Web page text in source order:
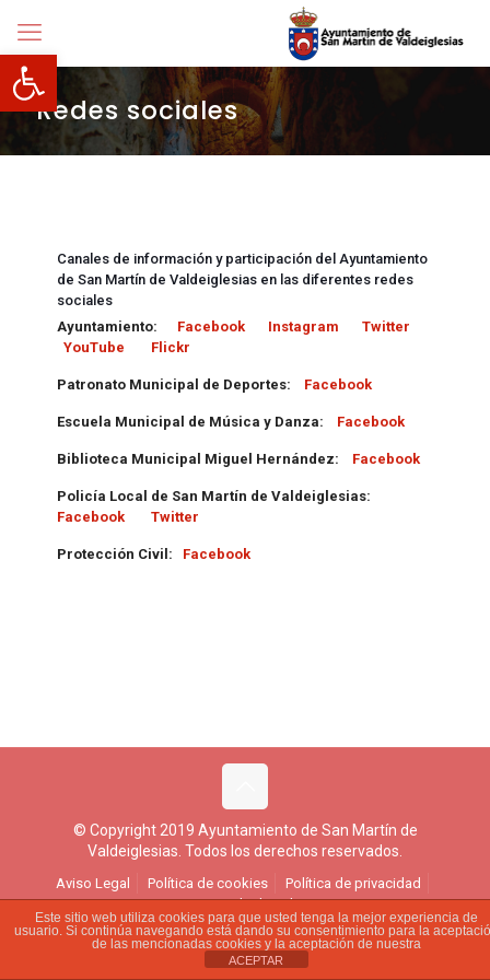
Abrir barra de herramientas
Redes sociales
Canales de información y participación del Ayuntamiento
de San Martín de Valdeiglesias en las diferentes redes
sociales
Ayuntamiento: Facebook Instagram
Twitter
YouTube
Flickr
Patronato Municipal de Deportes: Facebook
Escuela Municipal de Música y Danza: Facebook
Biblioteca Municipal Miguel Hernández: Facebook
Policía Local de San Martín de Valdeiglesias:
Facebook
Twitter
Protección Civil: Facebook
© Copyright 2019 Ayuntamiento de San Martín de
Valdeiglesias. Todos los derechos reservados.
Aviso Legal Política de cookies
Política de privacidad
Ejercicio de derechos
Este sitio web utiliza cookies para que usted tenga la mejor experiencia de
usuario. Si continúa navegando está dando su consentimiento para la
de las mencionadas cookies y la aceptación de nuestra
ACEPTAR